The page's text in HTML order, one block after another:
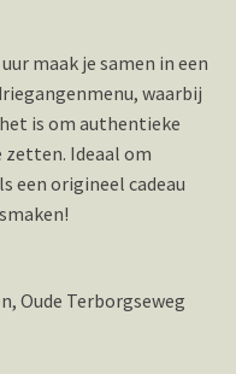
maak je samen in een
waarbij
is om authentieke
Ideaal om
een origineel cadeau
Oude Terborgseweg